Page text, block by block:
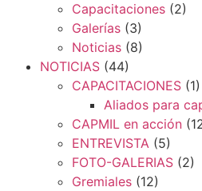
Capacitaciones (2)
Galerías (3)
Noticias (8)
NOTICIAS (44)
CAPACITACIONES (1)
Aliados para
CAPMIL en acción
ENTREVISTA (5)
FOTO-GALERIAS (2)
Gremiales (12)